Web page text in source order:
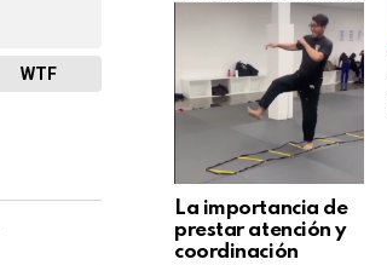
WTF
La importancia de
prestar atención y
coordinación